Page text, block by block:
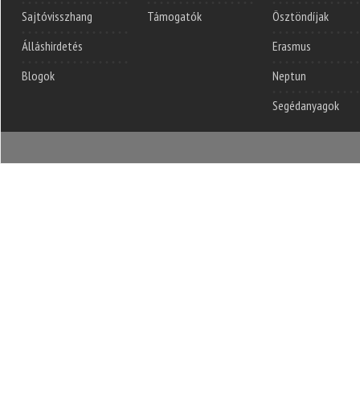
Sajtóvisszhang
Álláshirdetés
Blogok
Támogatók
Ösztöndíjak
Erasmus
Neptun
Segédanyagok